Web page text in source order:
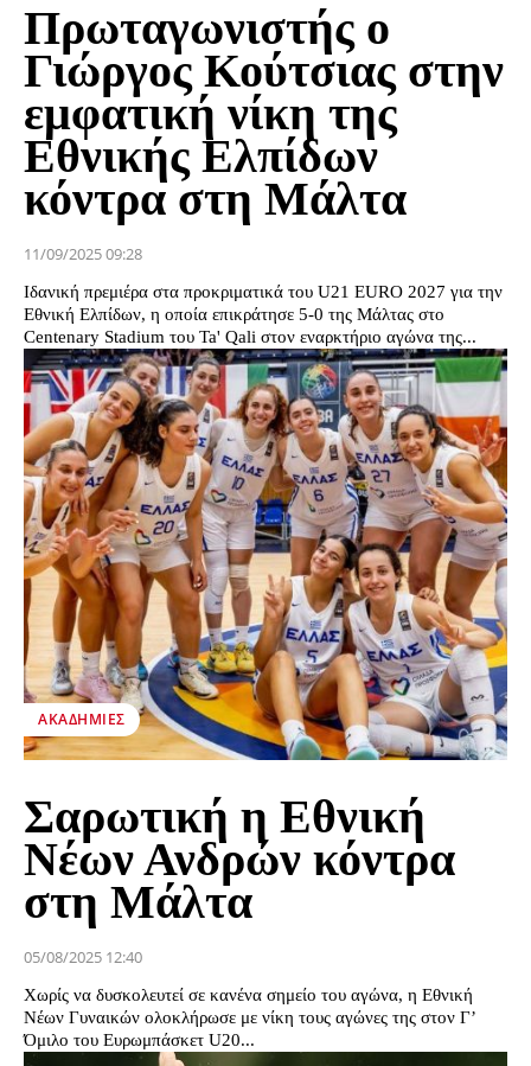
Πρωταγωνιστής ο
Γιώργος Κούτσιας στην
εμφατική νίκη της
Εθνικής Ελπίδων
κόντρα στη Μάλτα
11/09/2025 09:28
Ιδανική πρεμιέρα στα προκριματικά του U21 EURO 2027 για την
Εθνική Ελπίδων, η οποία επικράτησε 5-0 της Μάλτας στο
Centenary Stadium του Ta' Qali στον εναρκτήριο αγώνα της...
ΑΚΑΔΗΜΊΕΣ
Σαρωτική η Εθνική
Νέων Ανδρών κόντρα
στη Μάλτα
05/08/2025 12:40
Χωρίς να δυσκολευτεί σε κανένα σημείο του αγώνα, η Εθνική
Νέων Γυναικών ολοκλήρωσε με νίκη τους αγώνες της στον Γ’
Όμιλο του Ευρωμπάσκετ U20...